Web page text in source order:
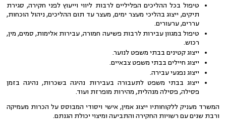
טיפול בכל ההליכים הפליליים לרבות ליווי וייעוץ לפני חקירה, סגירת
תיקים, ייצוג בהליכי מעצר ימים, מעצר עד תום ההליכים, ניהול הוכחות,
עררים, ערעורים.
טיפול במגוון עבירות לרבות פשיעה חמורה, עבירות אלימות, סמים, מין,
רכוש.
ייצוג קטינים בבתי משפט לנוער.
ייצוג חיילים בבתי משפט צבאיים.
ייצוג נפגעי עבירה.
ייצוג בבתי משפט לתעבורה בעבירות נהיגה בשכרות, נהיגה בזמן
פסילה, פסילה מנהלית, מהירות מופרזת ועוד.
המשרד מעניק ללקוחותיו ייצוג אמין, אישי ויסודי המבוסס על הכרות מעמיקה
ורבת שנים עם רשויות החקירה והתביעה ומיצוי יכולת הגנתם.